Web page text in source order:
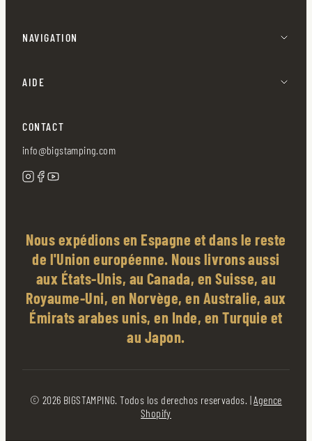
NAVIGATION
AIDE
CONTACT
info@bigstamping.com
Nous expédions en Espagne et dans le reste
de l'Union européenne. Nous livrons aussi
aux États-Unis, au Canada, en Suisse, au
Royaume-Uni, en Norvège, en Australie, aux
Émirats arabes unis, en Inde, en Turquie et
au Japon.
© 2026 BIGSTAMPING. Todos los derechos reservados. |Agence
Shopify